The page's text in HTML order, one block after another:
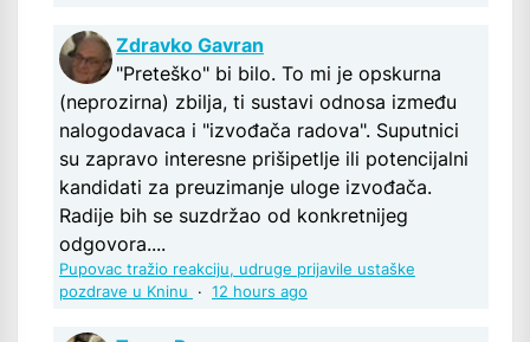
Zdravko Gavran
"Preteško" bi bilo. To mi je opskurna
(neprozirna) zbilja, ti sustavi odnosa između
nalogodavaca i "izvođača radova". Suputnici
su zapravo interesne prišipetlje ili potencijalni
kandidati za preuzimanje uloge izvođača.
Radije bih se suzdržao od konkretnijeg
odgovora....
Pupovac tražio reakciju, udruge prijavile ustaške
pozdrave u Kninu
· 12 hours ago